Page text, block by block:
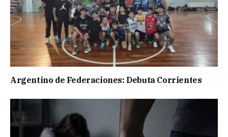
Argentino de Federaciones: Debuta Corrientes